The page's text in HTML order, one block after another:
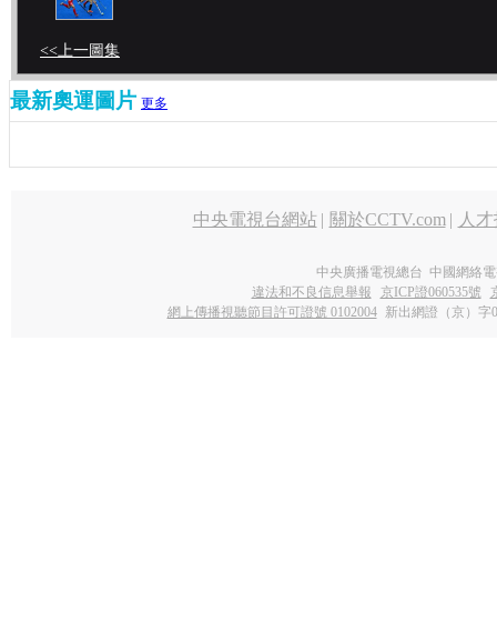
<<上一圖集
最新奧運圖片 更多
中央電視台網站 | 關於CCTV.com | 人
中央廣播電視總台 中國網絡
違法和不良信息舉報
京ICP證060535號
網上傳播視聽節目許可證號 0102004 新出網證（京）